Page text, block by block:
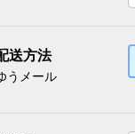
送方法
うメール